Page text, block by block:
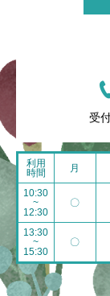
受
利用
時間
月
10:30
~
12:30
〇
13:30
~
15:30
〇